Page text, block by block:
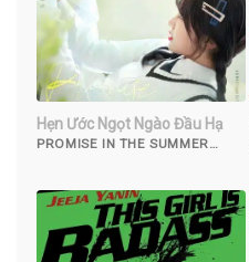
Hẹn Ước Ngọt Ngào Đầu Hạ
PROMISE IN THE SUMMER